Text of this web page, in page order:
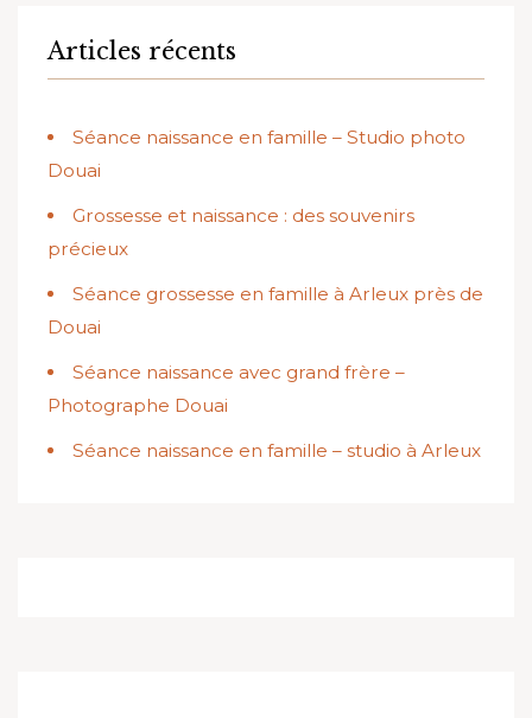
Articles récents
Séance naissance en famille – Studio photo
Douai
Grossesse et naissance : des souvenirs
précieux
Séance grossesse en famille à Arleux près de
Douai
Séance naissance avec grand frère –
Photographe Douai
Séance naissance en famille – studio à Arleux